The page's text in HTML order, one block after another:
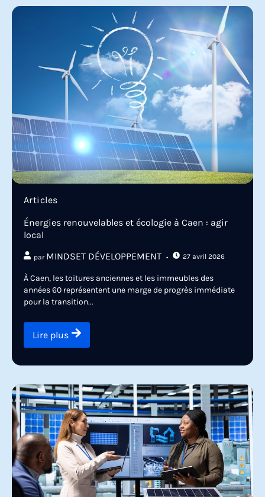
Articles
Énergies renouvelables et écologie à Caen : agir
local
par MINDSET DÉVELOPPEMENT 27 avril 2026
À Caen, les toitures anciennes et les immeubles des
années 60 représentent une marge de progrès immédiate
pour la transition...
Lire plus